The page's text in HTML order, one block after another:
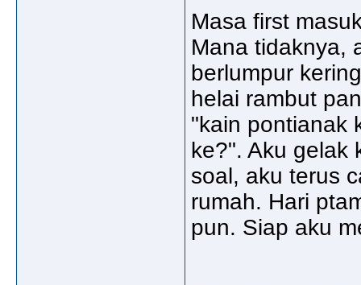
Masa first
Mana tidaknya,
berlumpur
helai rambut
"kain pontianak
ke?". Aku gelak
soal, aku terus
rumah. Hari
pun. Siap aku